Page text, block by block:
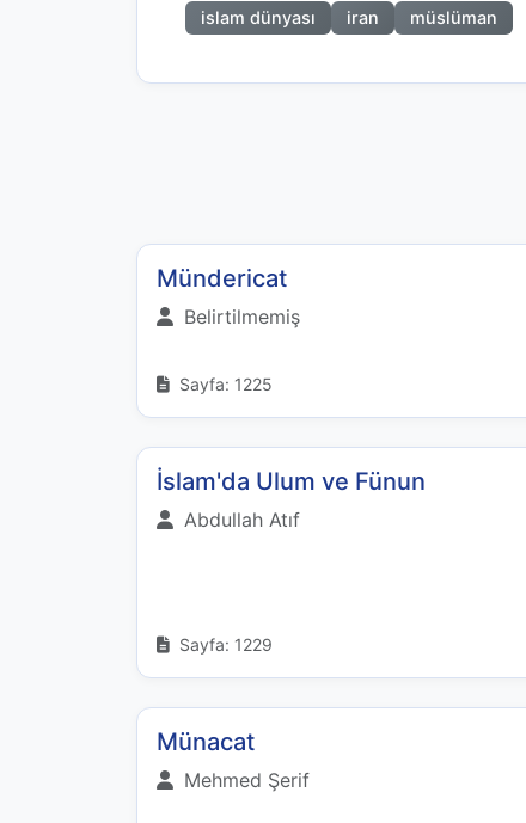
islam dünyası iran müslüman
Mündericat
Belirtilmemiş
Sayfa: 1225
İslam'da Ulum ve Fünun
Abdullah Atıf
Sayfa: 1229
Münacat
Mehmed Şerif